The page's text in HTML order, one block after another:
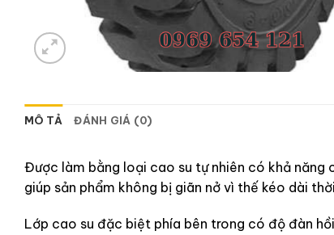
MÔ TẢ ĐÁNH GIÁ (0)
Được làm bằng loại cao su tự nhiên có khả
giúp sản phẩm không bị giãn nở vì thế kéo dài
Lớp cao su đặc biệt phía bên trong có độ đàn